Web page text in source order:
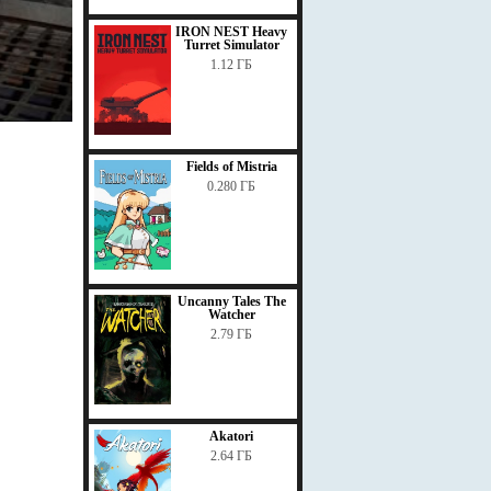
IRON NEST Heavy
Turret Simulator
1.12 ГБ
Fields of Mistria
0.280 ГБ
Uncanny Tales The
Watcher
2.79 ГБ
Akatori
2.64 ГБ